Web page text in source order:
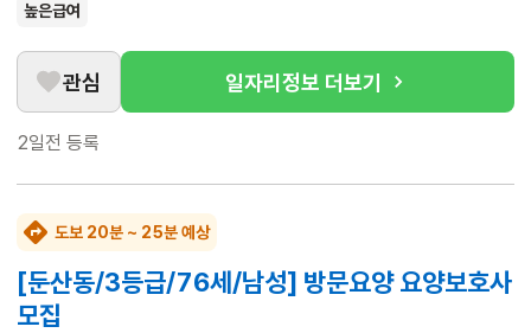
높은급여
관심 일자리정보 더보기
2일전 등록
도보 20분 ~ 25분 예상
[둔산동/3등급/76세/남성] 방문요양 요양보호사
모집